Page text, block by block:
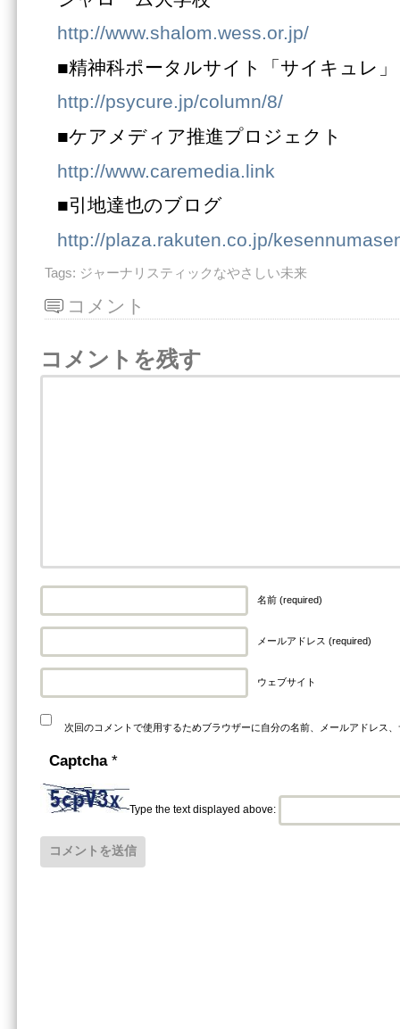
http://www.shalom.wess.or.jp/
■精神科ポータルサイト「サイキュレ
http://psycure.jp/column/8/
■ケアメディア推進プロジェクト
http://www.caremedia.link
■引地達也のブログ
http://plaza.rakuten.co.jp/
Tags: ジャーナリスティックなやさしい未来
コメント
コメントを残す
名前 (required)
メールアドレス (required)
ウェブサイト
次回のコメントで使用するためブラウザーに自分の名前、メールアドレス
Captcha *
Type the text displayed above: